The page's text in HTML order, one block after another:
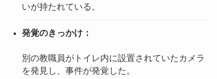
いが持たれている。
発覚のきっかけ：
別の教職員がトイレ内に設置されていたカメラ
を発見し、事件が発覚した。